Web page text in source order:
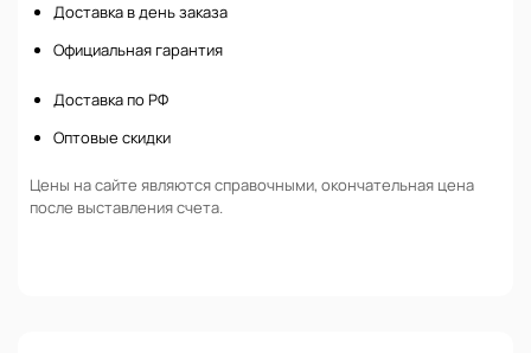
Доставка в день заказа
Официальная гарантия
Доставка по РФ
Оптовые скидки
Цены на сайте являются справочными, окончательная цена
после выставления счета.